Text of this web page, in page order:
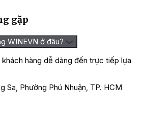
gặp
WINEVN ở đâu?
hàng dễ dàng đến trực tiếp lựa
Sa, Phường Phú Nhuận, TP. HCM